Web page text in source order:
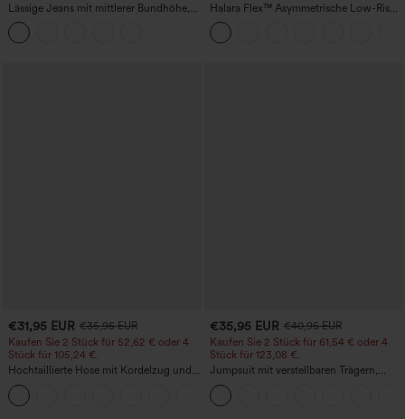
Lässige Jeans mit mittlerer Bundhöhe,
Kordelzug und Taschen
Halara Flex™ Asymmetrische Low-Rise-
Jeans mit Reißverschlusstaschen,
Baggy-Stil, weitem Bein, gewaschen,
lässig
€31,95 EUR €35,95 EUR
Kaufen Sie 2 Stück für 52,62 € oder 4
Stück für 105,24 €.
Hochtaillierte Hose mit Kordelzug und
Taschen, weitem Bein, lässig und locker
in Leinenoptik
€35,95 EUR €40,95 EUR
Kaufen Sie 2 Stück für 61,54 € oder 4
Stück für 123,08 €.
Jumpsuit mit verstellbaren Trägern,
gerafftem Detail, weitem Bein und
meliertem Stoff, lässig, mit Taschen -
Easy Peezy